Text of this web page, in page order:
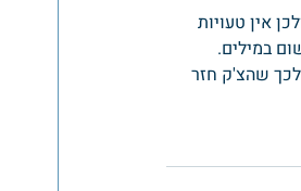
אין טעויות
במילים.
לכך שהצ'ק חזר